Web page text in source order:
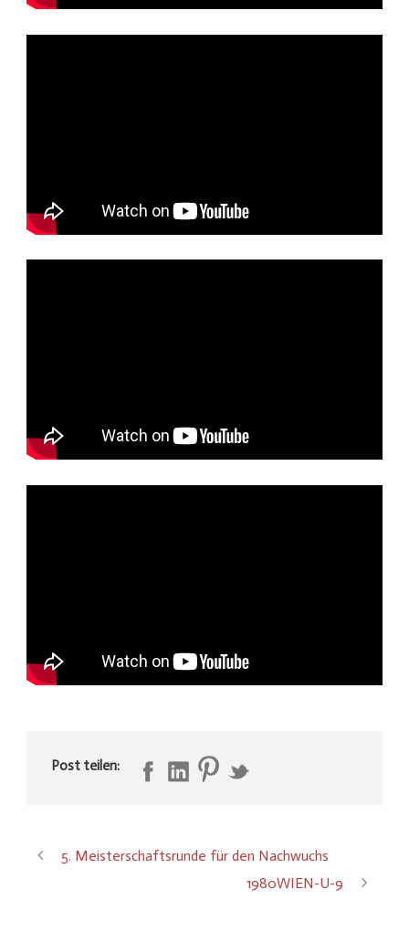
Post teilen:
5. Meisterschaftsrunde für den Nachwuchs
1980WIEN-U-9